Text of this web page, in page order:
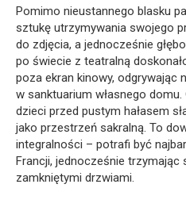
Pomimo nieustannego blasku
sztukę utrzymywania swojego
do zdjęcia, a jednocześnie
po świecie z teatralną
poza ekran kinowy, odgrywając
w sanktuarium własnego
dzieci przed pustym hałasem
jako przestrzeń sakralną. To
integralności – potrafi być
Francji, jednocześnie trzymając
zamkniętymi drzwiami.